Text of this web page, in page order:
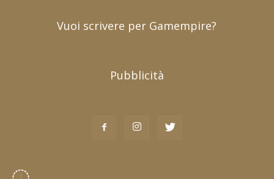
Vuoi scrivere per Gamempire?
Pubblicità